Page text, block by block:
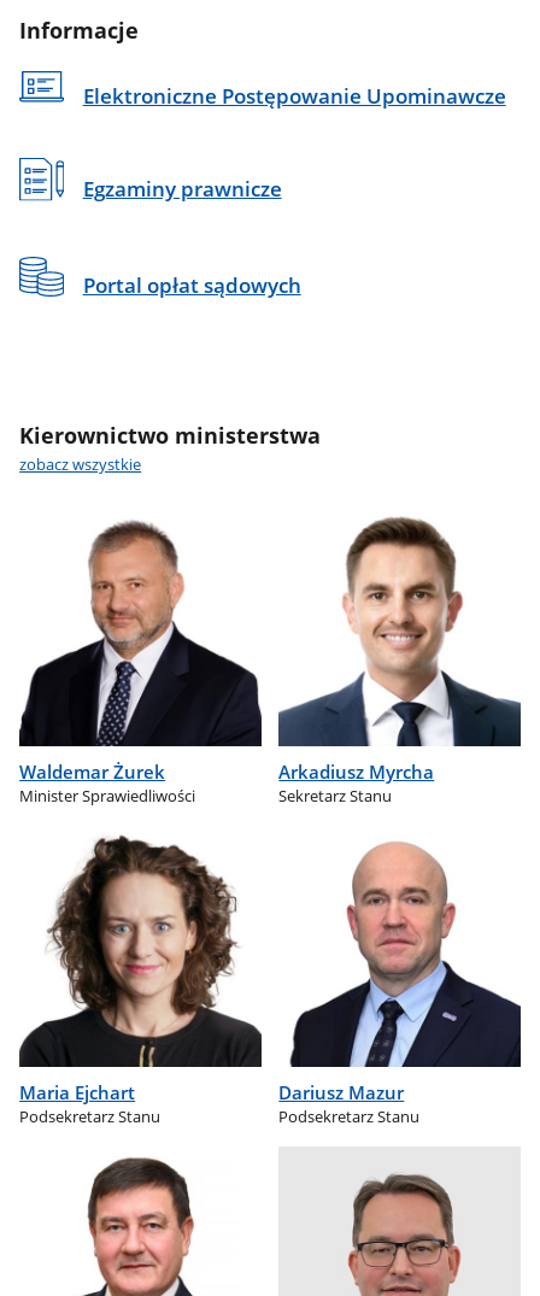
Informacje
Elektroniczne Postępowanie Upominawcze
Egzaminy prawnicze
Portal opłat sądowych
Kierownictwo ministerstwa
zobacz wszystkie
Waldemar Żurek
Minister Sprawiedliwości
Arkadiusz Myrcha
Sekretarz Stanu
Maria Ejchart
Podsekretarz Stanu
Dariusz Mazur
Podsekretarz Stanu